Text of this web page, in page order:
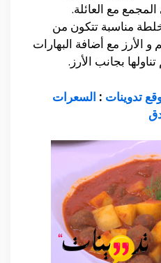
مع العائلة.
مناسبة تتكون من
الأرز مع أضافة البهارات
بجانب الأرز.
تدوينات : السعرات